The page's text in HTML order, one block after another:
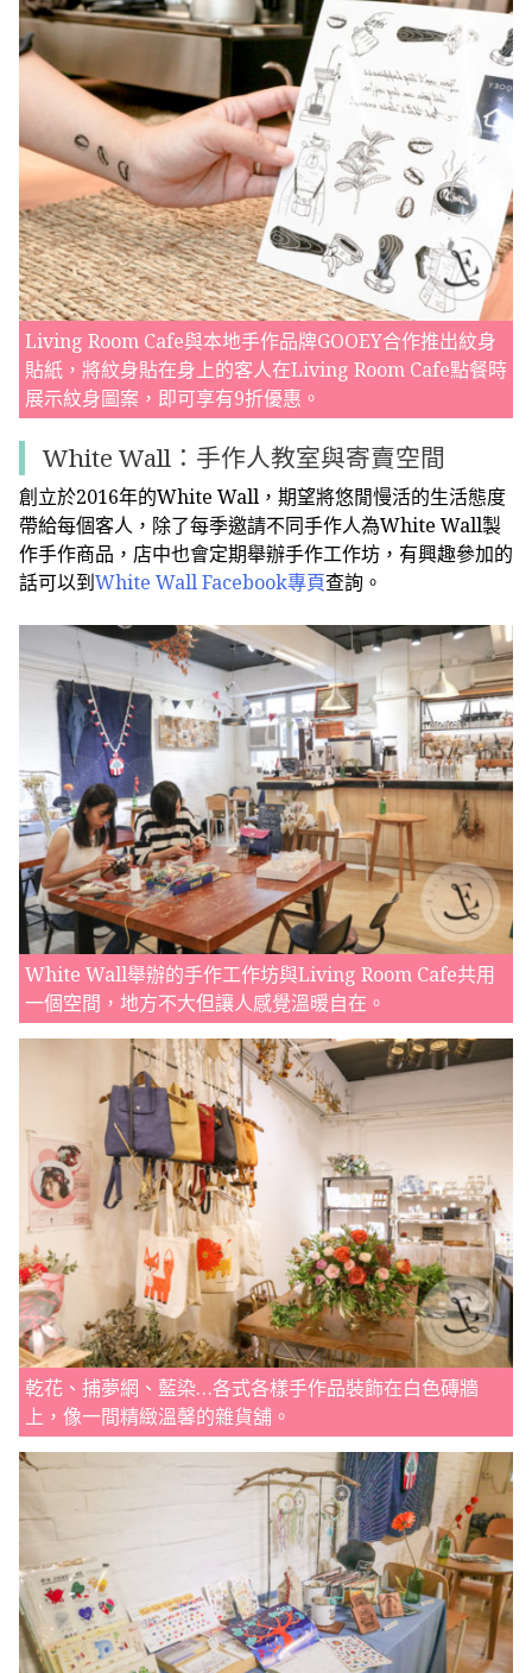
Living Room Cafe與本地手作品牌GOOEY合作推出紋身
貼紙，將紋身貼在身上的客人在Living Room Cafe點餐時
展示紋身圖案，即可享有9折優惠。
White Wall：手作人教室與寄賣空間
創立於2016年的White Wall，期望將悠閒慢活的生活態度
帶給每個客人，除了每季邀請不同手作人為White Wall製
作手作商品，店中也會定期舉辦手作工作坊，有興趣參加的
話可以到White Wall Facebook專頁查詢。
White Wall舉辦的手作工作坊與Living Room Cafe共用
一個空間，地方不大但讓人感覺溫暖自在。
乾花、捕夢網、藍染…各式各樣手作品裝飾在白色磚牆
上，像一間精緻溫馨的雜貨舖。